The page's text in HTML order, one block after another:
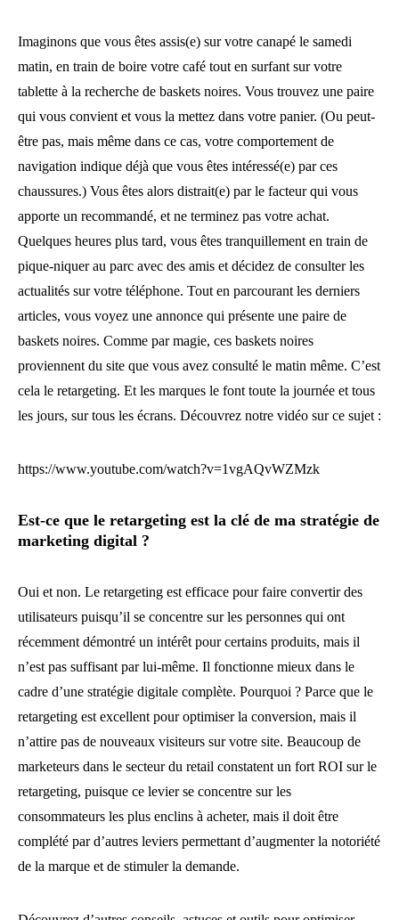
Imaginons que vous êtes assis(e) sur votre canapé le samedi
matin, en train de boire votre café tout en surfant sur votre
tablette à la recherche de baskets noires. Vous trouvez une paire
qui vous convient et vous la mettez dans votre panier. (Ou peut-
être pas, mais même dans ce cas, votre comportement de
navigation indique déjà que vous êtes intéressé(e) par ces
chaussures.) Vous êtes alors distrait(e) par le facteur qui vous
apporte un recommandé, et ne terminez pas votre achat.
Quelques heures plus tard, vous êtes tranquillement en train de
pique-niquer au parc avec des amis et décidez de consulter les
actualités sur votre téléphone. Tout en parcourant les derniers
articles, vous voyez une annonce qui présente une paire de
baskets noires. Comme par magie, ces baskets noires
proviennent du site que vous avez consulté le matin même. C’est
cela le retargeting. Et les marques le font toute la journée et tous
les jours, sur tous les écrans. Découvrez notre vidéo sur ce sujet :
https://www.youtube.com/watch?v=1vgAQvWZMzk
Est-ce que le retargeting est la clé de ma stratégie de
marketing digital ?
Oui et non. Le retargeting est efficace pour faire convertir des
utilisateurs puisqu’il se concentre sur les personnes qui ont
récemment démontré un intérêt pour certains produits, mais il
n’est pas suffisant par lui-même. Il fonctionne mieux dans le
cadre d’une stratégie digitale complète. Pourquoi ? Parce que le
retargeting est excellent pour optimiser la conversion, mais il
n’attire pas de nouveaux visiteurs sur votre site. Beaucoup de
marketeurs dans le secteur du retail constatent un fort ROI sur le
retargeting, puisque ce levier se concentre sur les
consommateurs les plus enclins à acheter, mais il doit être
complété par d’autres leviers permettant d’augmenter la notoriété
de la marque et de stimuler la demande.